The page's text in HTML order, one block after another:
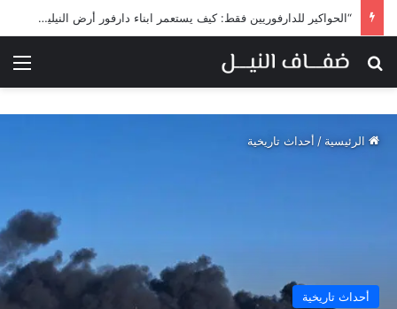
“الحواكير للدارفوريين فقط: كيف يستعمر ابناء دارفور أرض النيلين تحت غطاء المساواة”
بحث عن
الرئيسية / أحداث تاريخية
أحداث تاريخية